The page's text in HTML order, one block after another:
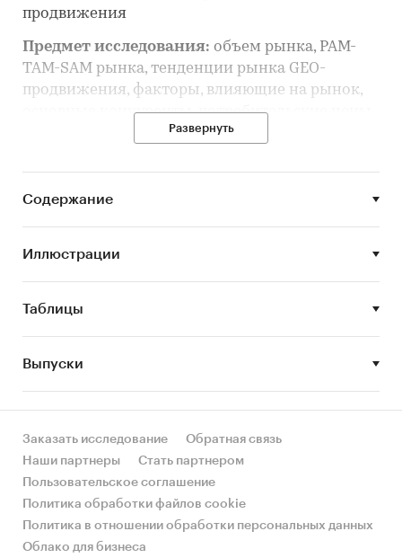
продвижения
Предмет исследования: объем рынка, PAM-
TAM-SAM рынка, тенденции рынка GEO-
продвижения, факторы, влияющие на рынок,
основные конкуренты, потребительские цены,
отраслевые финансово-экономические
привлекательности, прогноз развития рынка и
другие процессы
Анализ рынка GEO-продвижения выполнен по
рынку в целом, без изучения отдельных его
Цель исследования:
Задачи исследования:
Оценка объема рынка GEO-продвижения
GEO-продвижения
Описание основных конкурентов
Оценка текущих тенденций и перспектив
развития рынка
Развернуть
Содержание
Иллюстрации
Таблицы
Выпуски
Заказать исследование
Обратная связь
Наши партнеры
Стать партнером
Пользовательское соглашение
Политика обработки файлов cookie
Политика в отношении обработки персональных данных
Облако для бизнеса